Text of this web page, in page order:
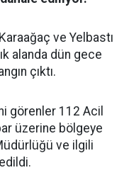
ve Yelbastı
alanda dün gece
çıktı.
görenler 112 Acil
üzerine bölgeye
ve ilgili